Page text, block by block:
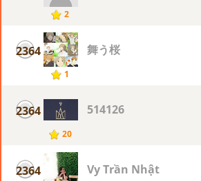
2
2364
1
舞う桜
2364
20
514126
2364 Vy Trần Nhật